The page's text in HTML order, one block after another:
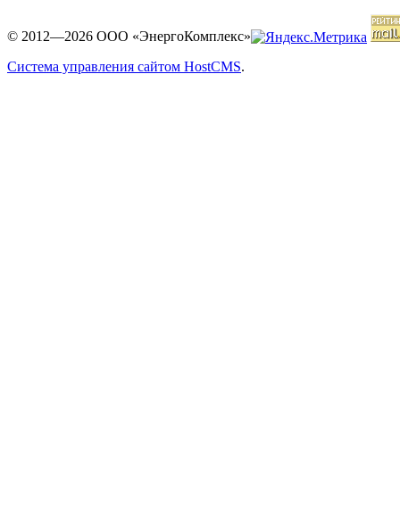
© 2012—2026 ООО «ЭнергоКомплекс»
Система управления сайтом HostCMS.